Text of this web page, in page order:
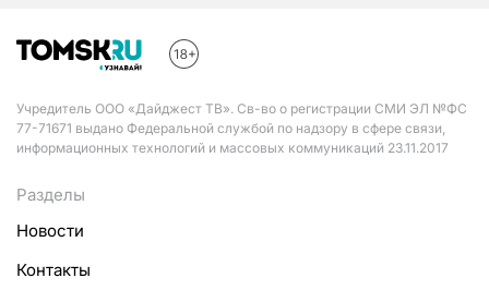
Учредитель ООО «Дайджест ТВ». Св-во о регистрации СМИ ЭЛ №ФС
77-71671 выдано Федеральной службой по надзору в сфере связи,
информационных технологий и массовых коммуникаций 23.11.2017
Разделы
Новости
Контакты